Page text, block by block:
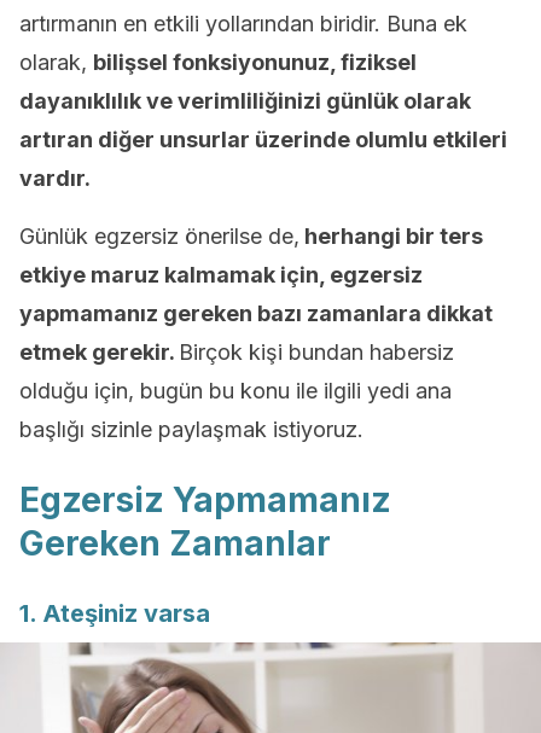
artırmanın en etkili yollarından biridir. Buna ek
olarak, bilişsel fonksiyonunuz, fiziksel
dayanıklılık ve verimliliğinizi günlük olarak
artıran diğer unsurlar üzerinde olumlu etkileri
vardır.
Günlük egzersiz önerilse de, herhangi bir ters
etkiye maruz kalmamak için, egzersiz
yapmamanız gereken bazı zamanlara dikkat
etmek gerekir. Birçok kişi bundan habersiz
olduğu için, bugün bu konu ile ilgili yedi ana
başlığı sizinle paylaşmak istiyoruz.
Egzersiz Yapmamanız
Gereken Zamanlar
1. Ateşiniz varsa